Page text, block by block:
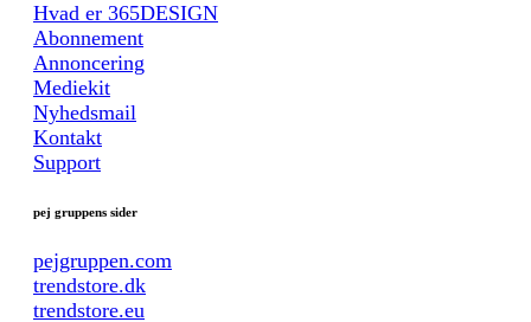
Hvad er 365DESIGN
Abonnement
Annoncering
Mediekit
Nyhedsmail
Kontakt
Support
pej gruppens sider
pejgruppen.com
trendstore.dk
trendstore.eu